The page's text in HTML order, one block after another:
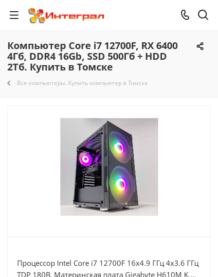
Компьютер Core i7 12700F, RX 6400
4Гб, DDR4 16Gb, SSD 500Гб + HDD
2Тб. Купить в Томске
Все компьютеры. Купить компьютер в Томске
Процессор Intel Core i7 12700F 16x4.9 ГГц 4x3.6 ГГц
TDP 180В, Материнская плата Gigabyte H610M K,